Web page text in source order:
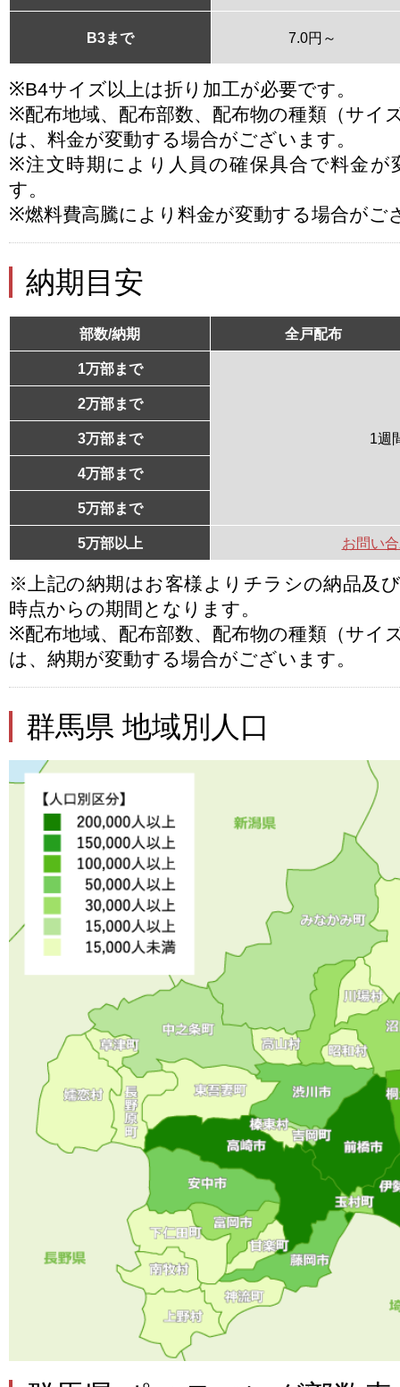
B3まで 7.0円～
※B4サイズ以上は折り加工が必要です。
※配布地域、配布部数、配布物の種類（サイ
は、料金が変動する場合がございます。
※注文時期により人員の確保具合で料金が
す。
※燃料費高騰により料金が変動する場合がご
納期目安
部数/納期 全戸配布
1万部まで
1週
2万部まで
3万部まで
4万部まで
5万部まで
5万部以上 お問い
※上記の納期はお客様よりチラシの納品及
時点からの期間となります。
※配布地域、配布部数、配布物の種類（サイ
は、納期が変動する場合がございます。
群馬県 地域別人口